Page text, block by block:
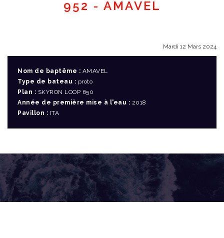
952 - AMAVEL
Mardi 12 Mars 2024
Nom de baptême : AMAVEL
Type de bateau : proto
Plan : SKYRON LOOP 650
Année de première mise à l'eau : 2018
Pavillon : ITA